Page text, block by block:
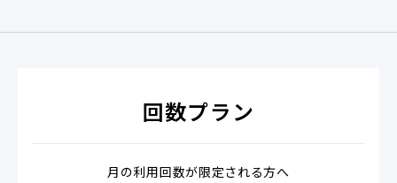
回数プラン
月の利用回数が限定される方へ